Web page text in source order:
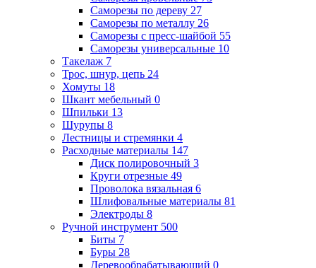
Саморезы по дереву 27
Саморезы по металлу 26
Саморезы с пресс-шайбой 55
Саморезы универсальные 10
Такелаж 7
Трос, шнур, цепь 24
Хомуты 18
Шкант мебельный 0
Шпильки 13
Шурупы 8
Лестницы и стремянки 4
Расходные материалы 147
Диск полировочный 3
Круги отрезные 49
Проволока вязальная 6
Шлифовальные материалы 81
Электроды 8
Ручной инструмент 500
Биты 7
Буры 28
Деревообрабатывающий 0